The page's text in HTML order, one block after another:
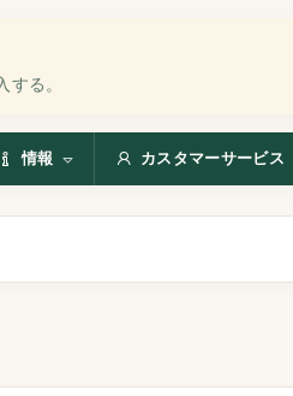
る。
情報 カスタマーサービス